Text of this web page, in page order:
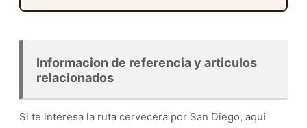
Informacion de referencia y articulos
relacionados
Si te interesa la ruta cervecera por San Diego, aqui